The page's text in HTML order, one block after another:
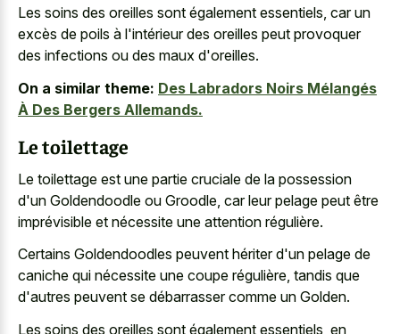
Les soins des oreilles sont également essentiels, car un
excès de poils à l'intérieur des oreilles peut provoquer
des infections ou des maux d'oreilles.
On a similar theme: Des Labradors Noirs Mélangés
À Des Bergers Allemands.
Le toilettage
Le toilettage est une partie cruciale de la possession
d'un Goldendoodle ou Groodle, car leur pelage peut être
imprévisible et nécessite une attention régulière.
Certains Goldendoodles peuvent hériter d'un pelage de
caniche qui nécessite une coupe régulière, tandis que
d'autres peuvent se débarrasser comme un Golden.
Les soins des oreilles sont également essentiels, en